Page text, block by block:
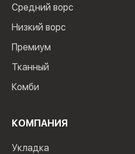
Средний ворс
Низкий ворс
Премиум
Тканный
Комби
КОМПАНИЯ
Укладка